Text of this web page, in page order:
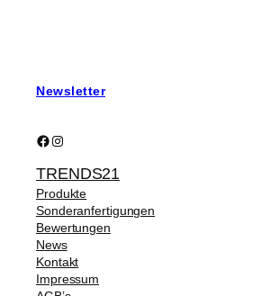
Newsletter
Facebook Instagram
TRENDS21
Produkte
Sonderanfertigungen
Bewertungen
News
Kontakt
Impressum